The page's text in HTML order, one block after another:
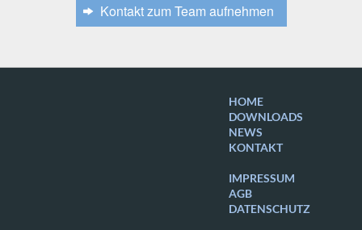
Kontakt zum Team aufnehmen
HOME
DOWNLOADS
NEWS
KONTAKT
IMPRESSUM
AGB
DATENSCHUTZ